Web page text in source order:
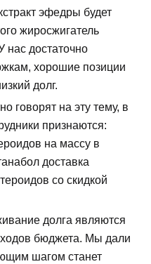
эфедры будет
жиросжигатель
нас достаточно
хорошие позиции
долг.
говорят на эту тему, в
признаются:
на массу в
доставка
со скидкой
долга являются
бюджета. Мы дали
шагом станет